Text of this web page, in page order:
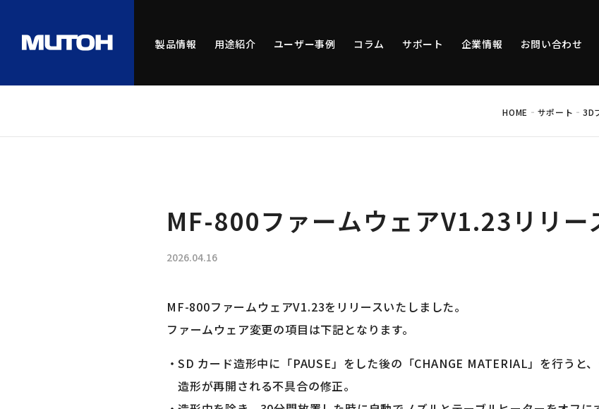
製品情報 用途紹介 ユーザー事例 コラム サポート 企業情報 お問い合わせ
HOME - サポート -3D
MF-800ファームウェアV1.23リリー
2026.04.16
MF-800ファームウェアV1.23をリリースいたしました。
ファームウェア変更の項目は下記となります。
SD カード造形中に「PAUSE」をした後の「CHANGE MATERIAL」を行うと
造形が再開される不具合の修正。